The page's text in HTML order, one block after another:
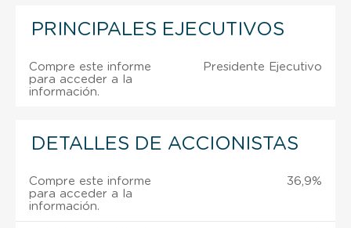
PRINCIPALES EJECUTIVOS
Compre este informe
para acceder a la
información.
Presidente Ejecutivo
DETALLES DE ACCIONISTAS
Compre este informe
para acceder a la
información.
36,9%